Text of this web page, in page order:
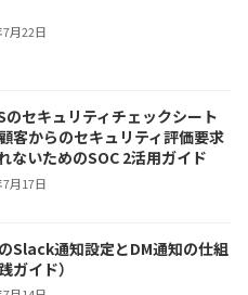
月22日
のセキュリティチェックシート
客からのセキュリティ評価要求
ないためのSOC 2活用ガイド
月17日
Slack通知設定とDM通知の仕組
ガイド）